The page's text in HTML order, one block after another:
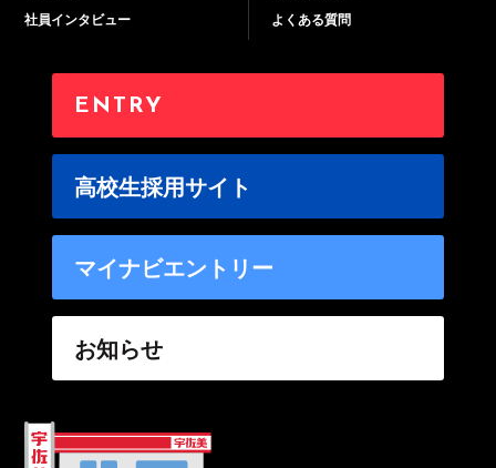
社員インタビュー
よくある質問
ENTRY
高校生採用サイト
マイナビエントリー
お知らせ